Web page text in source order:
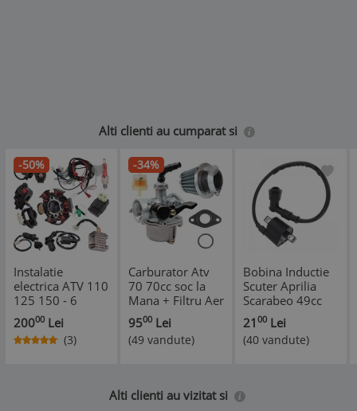
Alti clienti au cumparat si
-50%
Instalatie
electrica ATV 110
125 150 - 6
Bobine
20000 Lei
(3)
-34%
Carburator Atv
70 70cc soc la
Mana + Filtru Aer
+ Garnituri
Carburator
9500 Lei
(49 vandute)
Bobina Inductie
Scuter Aprilia
Scarabeo 49cc
50cc 80cc
21 00 Lei
(40 vandute)
Alti clienti au vizitat si